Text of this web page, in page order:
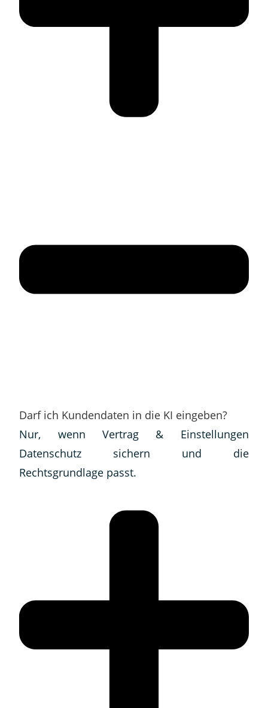
Darf ich Kundendaten in die KI eingeben?
Nur, wenn Vertrag & Einstellungen
Datenschutz sichern und die
Rechtsgrundlage passt.